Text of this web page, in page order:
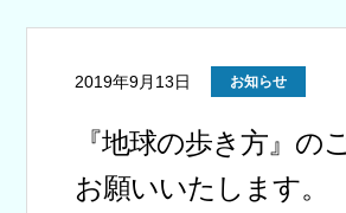
2019年9月13日 お知らせ
『地球の歩き方』の
お願いいたします。